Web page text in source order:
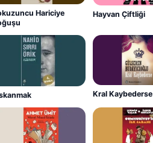
Hariciye
Hayvan Çiftliği
Kral Kaybederse